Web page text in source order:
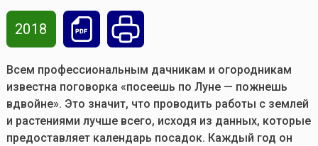
2018
Всем профессиональным дачникам и огородникам
известна поговорка «посеешь по Луне — пожнешь
вдвойне». Это значит, что проводить работы с землей
и растениями лучше всего, исходя из данных, которые
предоставляет календарь посадок. Каждый год он